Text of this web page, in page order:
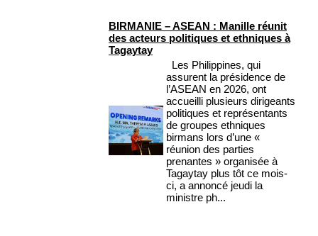
BIRMANIE – ASEAN : Manille réunit
des acteurs politiques et ethniques à
Tagaytay
Les Philippines, qui
assurent la présidence de
l’ASEAN en 2026, ont
accueilli plusieurs dirigeants
politiques et représentants
de groupes ethniques
birmans lors d’une «
réunion des parties
prenantes » organisée à
Tagaytay plus tôt ce mois-
ci, a annoncé jeudi la
ministre ph...